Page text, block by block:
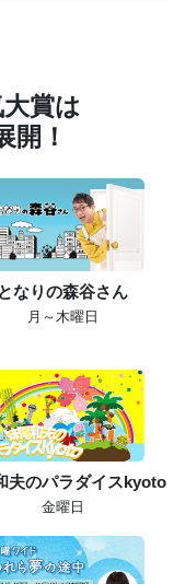
賞は
開！
となりの森谷さん
月～木曜日
夫のパラダイスkyoto
金曜日